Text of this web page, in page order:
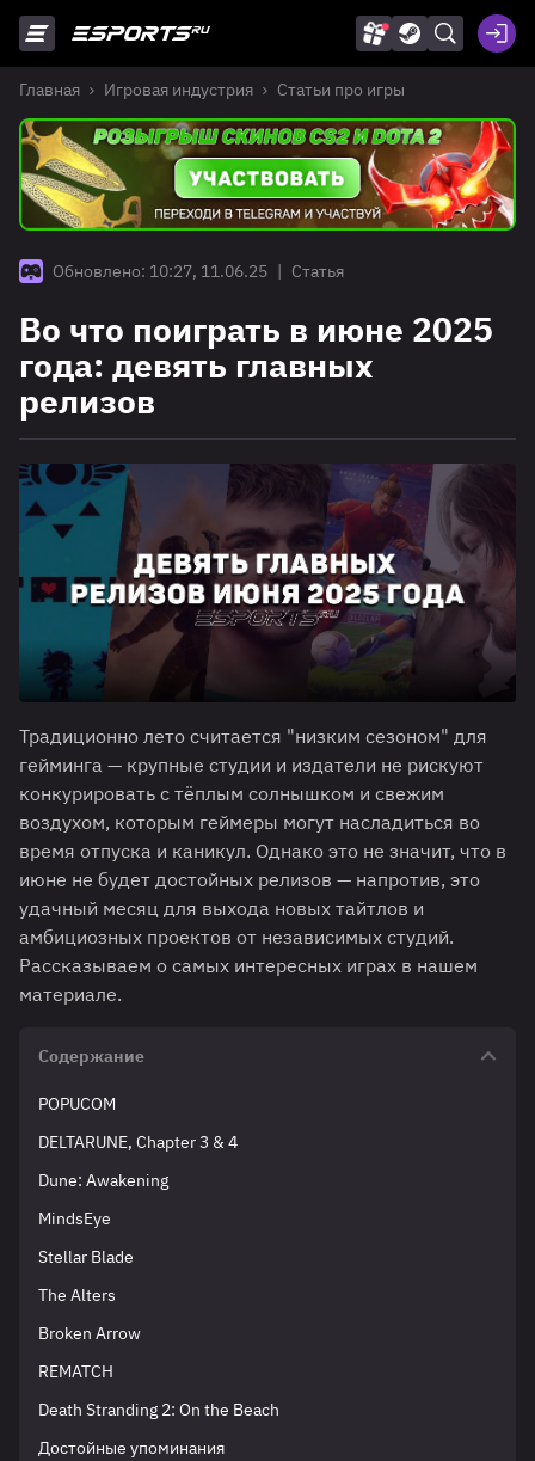
Главная Игровая индустрия Статьи про игры
Обновлено: 10:27, 11.06.25 | Статья
Во что поиграть в июне 2025
года: девять главных
релизов
Традиционно лето считается "низким сезоном" для
гейминга — крупные студии и издатели не рискуют
конкурировать с тёплым солнышком и свежим
воздухом, которым геймеры могут насладиться во
время отпуска и каникул. Однако это не значит, что в
июне не будет достойных релизов — напротив, это
удачный месяц для выхода новых тайтлов и
амбициозных проектов от независимых студий.
Рассказываем о самых интересных играх в нашем
материале.
Содержание
POPUCOM
DELTARUNE, Chapter 3 & 4
Dune: Awakening
MindsEye
Stellar Blade
The Alters
Broken Arrow
REMATCH
Death Stranding 2: On the Beach
Достойные упоминания